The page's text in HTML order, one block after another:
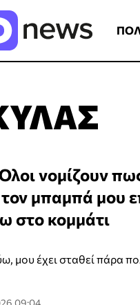
νομίζουν
μπαμπά μου
στο κομμάτι
μου έχει σταθεί πάρα
09:04